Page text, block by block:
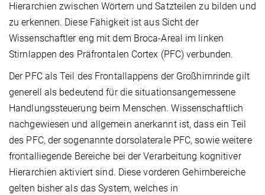
Hierarchien zwischen Wörtern und Satzteilen zu bilden und
zu erkennen. Diese Fähigkeit ist aus Sicht der
Wissenschaftler eng mit dem Broca-Areal im linken
Stirnlappen des Präfrontalen Cortex (PFC) verbunden.
Der PFC als Teil des Frontallappens der Großhirnrinde gilt
generell als bedeutend für die situationsangemessene
Handlungssteuerung beim Menschen. Wissenschaftlich
nachgewiesen und allgemein anerkannt ist, dass ein Teil
des PFC, der sogenannte dorsolaterale PFC, sowie weitere
frontalliegende Bereiche bei der Verarbeitung kognitiver
Hierarchien aktiviert sind. Diese vorderen Gehirnbereiche
gelten bisher als das System, welches in